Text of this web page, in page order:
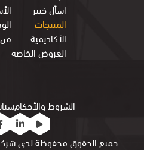
اسأل خبير
المنتجات
الأكاديمية
العروض الخاصة
الشروط والأحكام
جميع الحقوق محفوظة لدى شركة